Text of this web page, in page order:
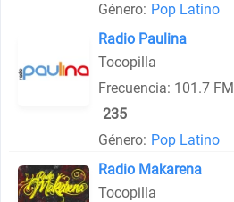
Género: Pop Latino
Radio Paulina
Tocopilla
Frecuencia: 101.7 FM
235
Género: Pop Latino
Radio Makarena
Tocopilla